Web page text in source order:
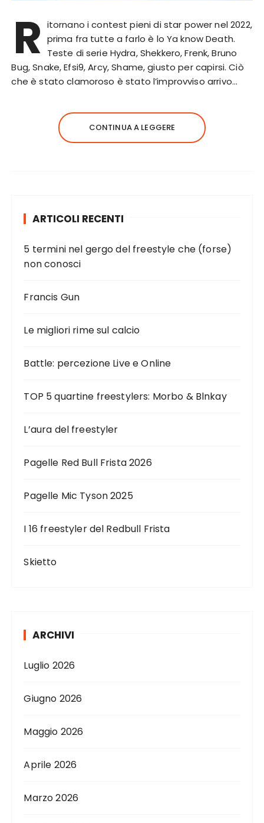
R itornano i contest pieni di star power nel 2022,
prima fra tutte a farlo è lo Ya know Death.
Teste di serie Hydra, Shekkero, Frenk, Bruno
Bug, Snake, Efsi9, Arcy, Shame, giusto per capirsi. Ciò
che è stato clamoroso è stato l’improvviso arrivo…
CONTINUA A LEGGERE
ARTICOLI RECENTI
5 termini nel gergo del freestyle che (forse)
non conosci
Francis Gun
Le migliori rime sul calcio
Battle: percezione Live e Online
TOP 5 quartine freestylers: Morbo & Blnkay
L’aura del freestyler
Pagelle Red Bull Frista 2026
Pagelle Mic Tyson 2025
I 16 freestyler del Redbull Frista
Skietto
ARCHIVI
Luglio 2026
Giugno 2026
Maggio 2026
Aprile 2026
Marzo 2026